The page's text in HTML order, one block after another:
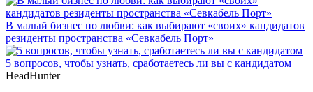
В малый бизнес по любви: как выбирают «своих» кандидатов
резиденты пространства «Севкабель Порт»
5 вопросов, чтобы узнать, сработаетесь ли вы с кандидатом
HeadHunter